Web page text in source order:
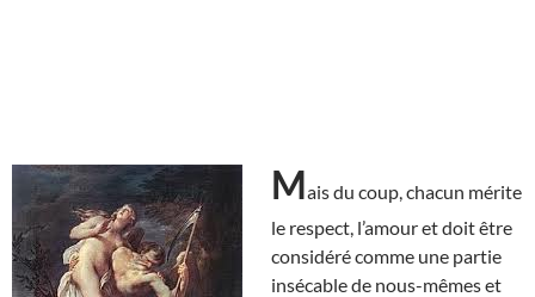
Mais du coup, chacun mérite
le respect, l’amour et doit être
considéré comme une partie
insécable de nous-mêmes et